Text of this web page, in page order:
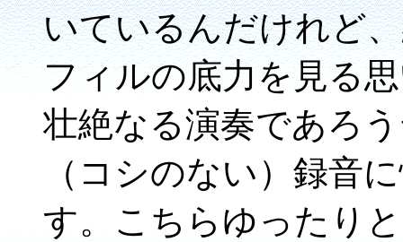
いているんだけれど
フィルの底力を見る
壮絶なる演奏であろう
（コシのない）録音
す。こちらゆったり